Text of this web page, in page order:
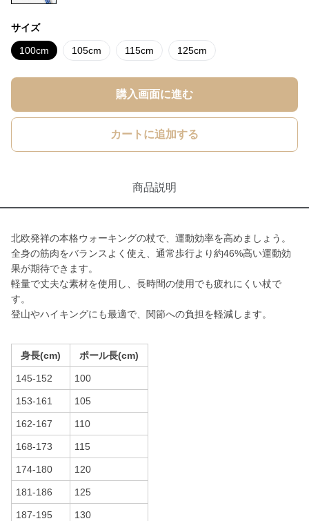
サイズ
100cm 105cm 115cm 125cm
購入画面に進む
カートに追加する
商品説明
北欧発祥の本格ウォーキングの杖で、運動効率を高めましょう。
全身の筋肉をバランスよく使え、通常歩行より約46%高い運動効
果が期待できます。
軽量で丈夫な素材を使用し、長時間の使用でも疲れにくい杖で
す。
登山やハイキングにも最適で、関節への負担を軽減します。
身長(cm) ポール長(cm)
145-152 100
153-161 105
162-167 110
168-173 115
174-180 120
181-186 125
187-195 130